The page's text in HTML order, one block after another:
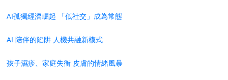
AI孤獨經濟崛起 「低社交」成為常態
AI 陪伴的陷阱 人機共融新模式
孩子濕疹、家庭失衡 皮膚的情緒風暴